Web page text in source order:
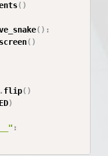
( )
( ) :
( )
.flip( )
)
: